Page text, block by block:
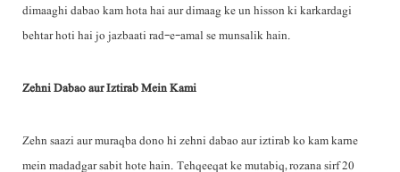
dimaaghi dabao kam hota hai aur dimaag ke un hisson ki karkardagi
behtar hoti hai jo jazbaati rad-e-amal se munsalik hain.
Zehni Dabao aur Iztirab Mein Kami
Zehn saazi aur muraqba dono hi zehni dabao aur iztirab ko kam karne
mein madadgar sabit hote hain. Tehqeeqat ke mutabiq, rozana sirf 20